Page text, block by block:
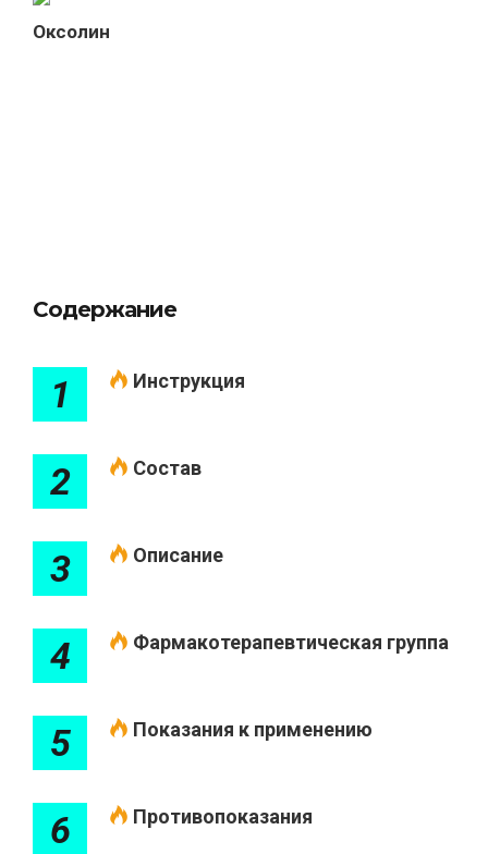
Оксолин
Содержание
1 Инструкция
2 Состав
3 Описание
4 Фармакотерапевтическая группа
5 Показания к применению
6 Противопоказания